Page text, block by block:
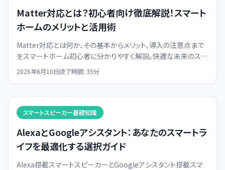
Matter対応とは？初心者向け徹底解説！スマート
ホームのメリットと活用術
Matter対応とは何か、その基本からメリット、導入の注意点まで
をスマートホーム初心者に分かりやすく解説。快適な未来のスマ
ートホームを賢く実現するための具体的なヒントを提供します。
2026年6月10日読了時間: 35分
スマートスピーカー基礎知識
AlexaとGoogleアシスタント：あなたのスマートラ
イフを最適化する選択ガイド
Alexa搭載スマートスピーカーとGoogleアシスタント搭載スマ